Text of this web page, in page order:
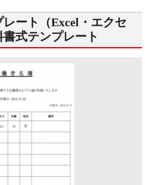
レート（Excel・エクセ
式テンプレート